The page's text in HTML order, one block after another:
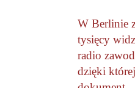
W Berlinie
tysięcy
radio
dzięki